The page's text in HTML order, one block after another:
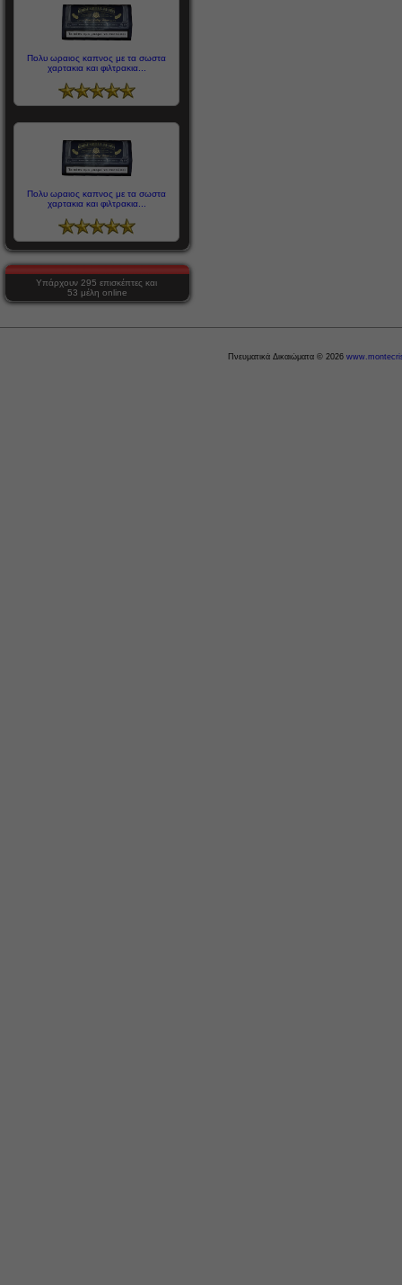
Πολυ ωραιος καπνος με τα σωστα
χαρτακια και φιλτρακια...
Πολυ ωραιος καπνος με τα σωστα
χαρτακια και φιλτρακια...
Υπάρχουν 295 επισκέπτες και
53 μέλη online
Πνευματικά Δικαιώματα © 2026